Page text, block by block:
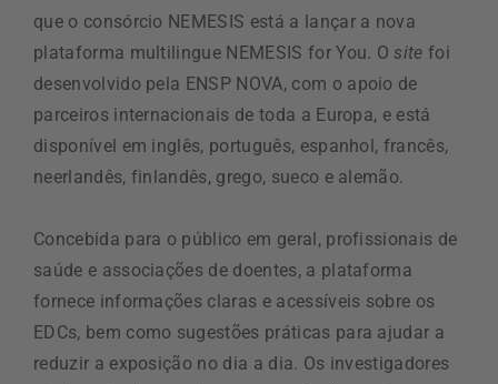
que o consórcio NEMESIS está a lançar a nova
plataforma multilingue NEMESIS for You. Osite foi
desenvolvido pela ENSP NOVA, com o apoio de
parceiros internacionais de toda a Europa, e está
disponível em inglês, português, espanhol, francês,
neerlandês, finlandês, grego, sueco e alemão.
Concebida para o público em geral, profissionais de
saúde e associações de doentes, a plataforma
fornece informações claras e acessíveis sobre os
EDCs, bem como sugestões práticas para ajudar a
reduzir a exposição no dia a dia. Os investigadores